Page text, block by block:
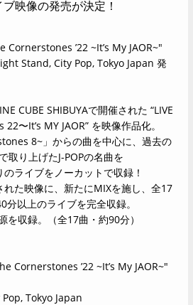
映像の発売が決定！
’22 ~It’s My JAOR~"
Stand, City Pop, Tokyo Japan 発
CUBE SHIBUYAで開催された “LIVE
〜It’s MY JAOR” を映像作品化。
8~」からの曲を中心に、過去の
り上げたJ-POPの名曲を
ライブをノーカットで収録！
た映像に、新たにMIXを施し、全17
以上のライブを完全収録。
を収録。（全17曲・約90分）
Cornerstones ’22 ~It’s My JAOR~"
Tokyo Japan